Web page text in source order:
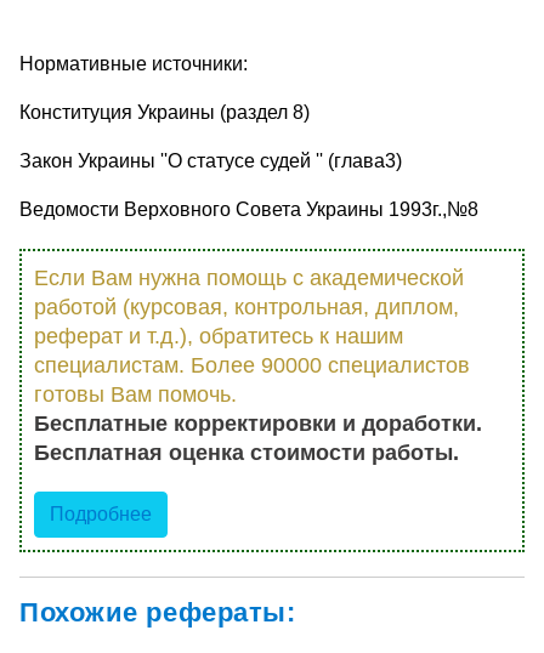
Нормативные источники:
Конституция Украины (раздел 8)
Закон Украины ''О статусе судей '' (глава3)
Ведомости Верховного Совета Украины 1993г.,№8
Если Вам нужна помощь с академической
работой (курсовая, контрольная, диплом,
реферат и т.д.), обратитесь к нашим
специалистам. Более 90000 специалистов
готовы Вам помочь.
Бесплатные корректировки и доработки.
Бесплатная оценка стоимости работы.
Подробнее
Похожие рефераты: